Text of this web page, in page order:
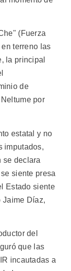
(Fuerza
terreno las
la principal
de
por
estatal y no
imputados,
se declara
siente presa
Estado siente
Jaime Díaz,
del
que las
incautadas a